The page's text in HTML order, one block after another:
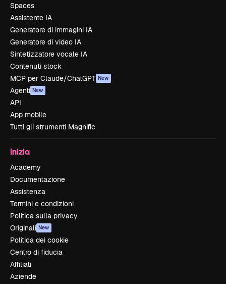
Spaces
Assistente IA
Generatore di immagini IA
Generatore di video IA
Sintetizzatore vocale IA
Contenuti stock
MCP per Claude/ChatGPT New
Agenti New
API
App mobile
Tutti gli strumenti Magnific
Inizia
Academy
Documentazione
Assistenza
Termini e condizioni
Politica sulla privacy
Originali New
Politica dei cookie
Centro di fiducia
Affiliati
Aziende